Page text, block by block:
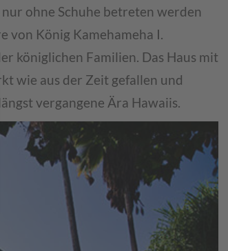
ohne Schuhe betreten werden
von König Kamehameha I.
königlichen Familien. Das Haus mit
wie aus der Zeit gefallen und
vergangene Ära Hawaiis.